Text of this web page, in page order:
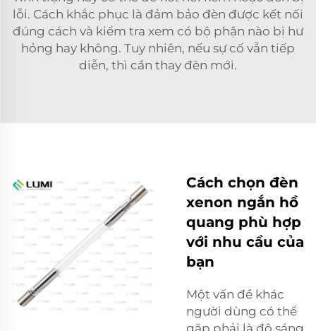
lỗi. Cách khắc phục là đảm bảo đèn được kết nối
đúng cách và kiểm tra xem có bộ phận nào bị hư
hỏng hay không. Tuy nhiên, nếu sự cố vẫn tiếp
diễn, thì cần thay đèn mới.
Cách chọn đèn
xenon ngắn hồ
quang phù hợp
với nhu cầu của
bạn
Một vấn đề khác
người dùng có thể
gặp phải là độ sáng